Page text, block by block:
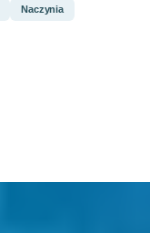
Naczynia